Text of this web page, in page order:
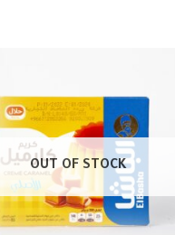
OUT OF STOCK